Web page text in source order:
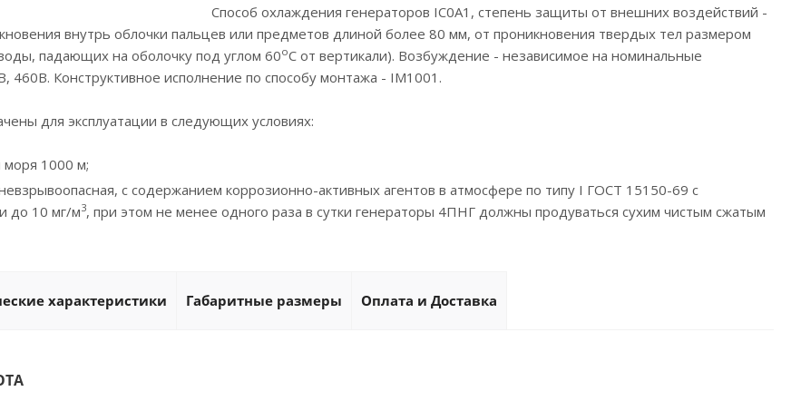
Способ охлаждения генераторов IC0А1, степень защиты от внешних воздействий -
внутрь облочки пальцев или предметов длиной более 80 мм, от проникновения твердых тел размером
падающих на оболочку под углом 60оС от вертикали). Возбуждение - независимое на номинальные
460В. Конструктивное исполнение по способу монтажа - IM1001.
для эксплуатации в следующих условиях:
моря 1000 м;
с содержанием коррозионно-активных агентов в атмосфере по типу I ГОСТ 15150-69 с
до 10 мг/м3, при этом не менее одного раза в сутки генераторы 4ПНГ должны продуваться сухим чистым сжатым
характеристики Габаритные размеры Оплата и Доставка